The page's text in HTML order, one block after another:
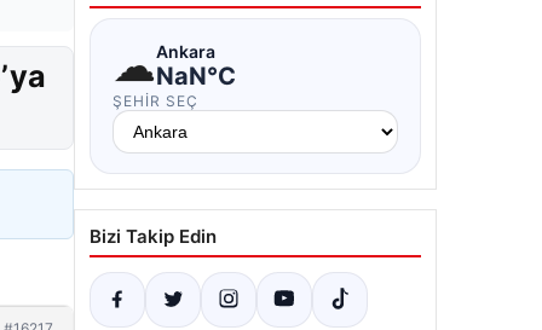
☁Ankara
NaN°C
ŞEHIR SEÇ
Bizi Takip Edin